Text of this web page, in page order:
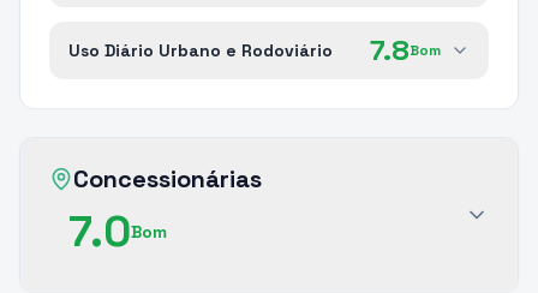
Uso Diário Urbano e Rodoviário 7.8Bom
Concessionárias
7.0Bom